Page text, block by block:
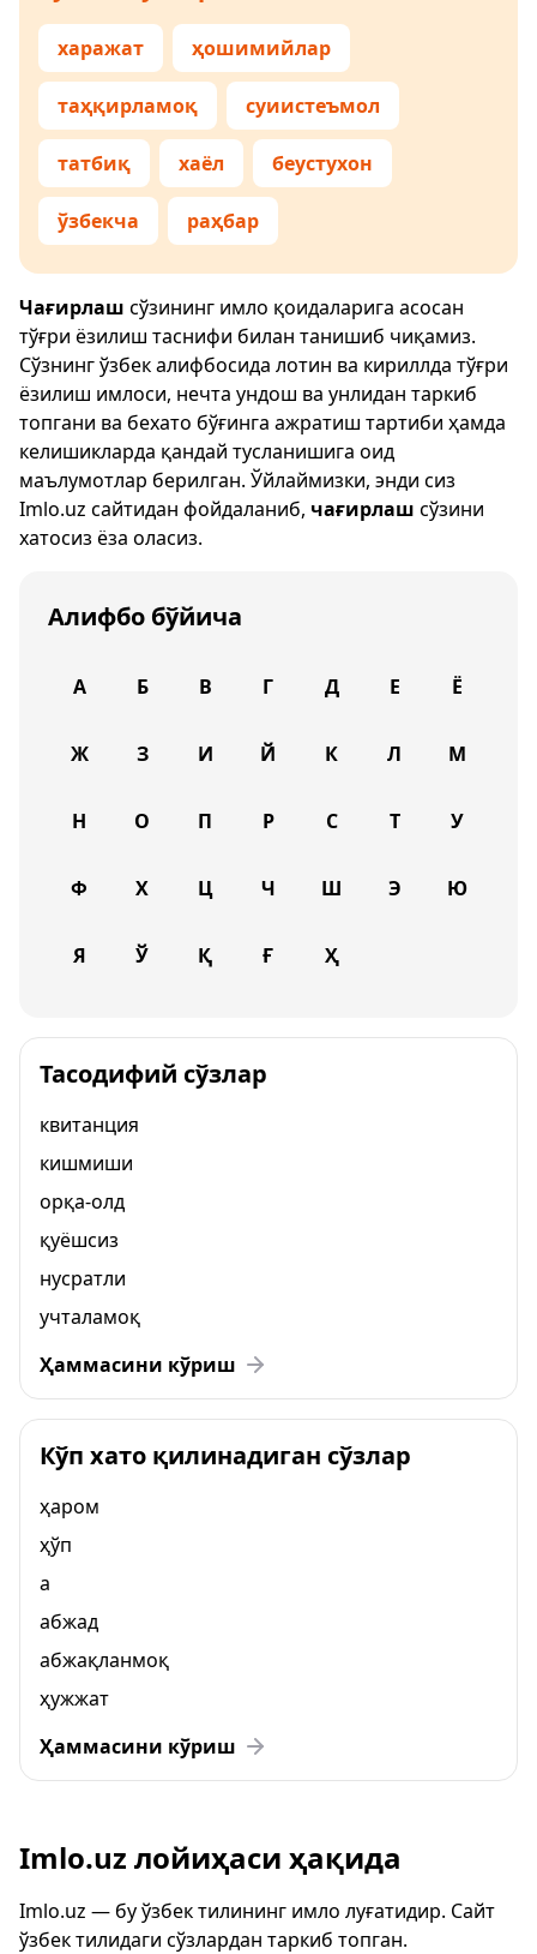
харажат ҳошимийлар
таҳқирламоқ суиистеъмол
татбиқ хаёл беустухон
ўзбекча раҳбар
Чағирлаш сўзининг имло қоидаларига асосан
тўғри ёзилиш таснифи билан танишиб чиқамиз.
Сўзнинг ўзбек алифбосида лотин ва кириллда тўғри
ёзилиш имлоси, нечта ундош ва унлидан таркиб
топгани ва бехато бўғинга ажратиш тартиби ҳамда
келишикларда қандай тусланишига оид
маълумотлар берилган. Ўйлаймизки, энди сиз
Imlo.uz сайтидан фойдаланиб, чағирлаш сўзини
хатосиз ёза оласиз.
Алифбо бўйича
А Б В Г Д Е Ё
Ж З И Й К Л М
Н О П Р С Т У
Ф Х Ц Ч Ш Э Ю
Я Ў Қ Ғ Ҳ
Тасодифий сўзлар
квитанция
кишмиши
орқа-олд
қуёшсиз
нусратли
учталамоқ
Ҳаммасини кўриш
Кўп хато қилинадиган сўзлар
ҳаром
ҳўп
а
абжад
абжақланмоқ
ҳужжат
Ҳаммасини кўриш
Imlo.uz лойиҳаси ҳақида
Imlo.uz — бу ўзбек тилининг имло луғатидир. Сайт
ўзбек тилидаги сўзлардан таркиб топган.